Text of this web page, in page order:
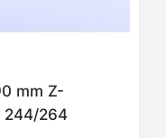
mm Z-
244/264